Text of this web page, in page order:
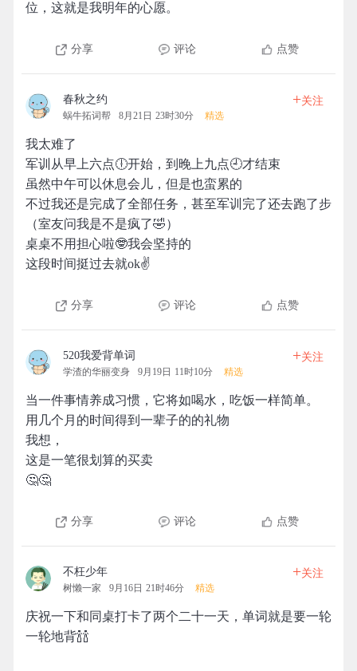
位，这就是我明年的心愿。
分享 评论 点赞
春秋之约
蜗牛拓词帮 8月21日 23时30分 精选
+关注
我太难了
军训从早上六点🕕开始，到晚上九点🕘才结束
虽然中午可以休息会儿，但是也蛮累的
不过我还是完成了全部任务，甚至军训完了还去跑了步
（室友问我是不是疯了🤣）
桌桌不用担心啦🤓我会坚持的
这段时间挺过去就ok✌
分享 评论 点赞
520我爱背单词
学渣的华丽变身 9月19日 11时10分 精选
+关注
当一件事情养成习惯，它将如喝水，吃饭一样简单。
用几个月的时间得到一辈子的的礼物
我想，
这是一笔很划算的买卖
🤔🤔
分享 评论 点赞
不枉少年
树懒一家 9月16日 21时46分 精选
+关注
庆祝一下和同桌打卡了两个二十一天，单词就是要一轮
一轮地背🍾🍾